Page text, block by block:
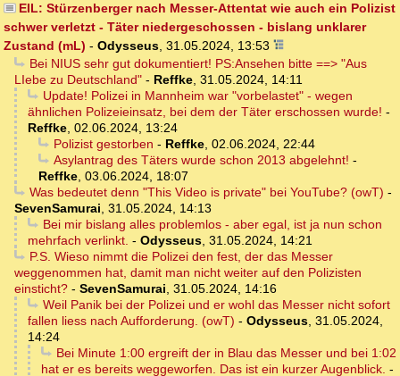
EIL: Stürzenberger nach Messer-Attentat wie auch ein Polizist
schwer verletzt - Täter niedergeschossen - bislang unklarer
Zustand (mL) - Odysseus, 31.05.2024, 13:53
Bei NIUS sehr gut dokumentiert! PS:Ansehen bitte ==> "Aus
LIebe zu Deutschland" - Reffke, 31.05.2024, 14:11
Update! Polizei in Mannheim war "vorbelastet" - wegen
ähnlichen Polizeieinsatz, bei dem der Täter erschossen wurde! -
Reffke, 02.06.2024, 13:24
Polizist gestorben - Reffke, 02.06.2024, 22:44
Asylantrag des Täters wurde schon 2013 abgelehnt! -
Reffke, 03.06.2024, 18:07
Was bedeutet denn "This Video is private" bei YouTube? (owT) -
SevenSamurai, 31.05.2024, 14:13
Bei mir bislang alles problemlos - aber egal, ist ja nun schon
mehrfach verlinkt. - Odysseus, 31.05.2024, 14:21
P.S. Wieso nimmt die Polizei den fest, der das Messer
weggenommen hat, damit man nicht weiter auf den Polizisten
einsticht? - SevenSamurai, 31.05.2024, 14:16
Weil Panik bei der Polizei und er wohl das Messer nicht sofort
fallen liess nach Aufforderung. (owT) - Odysseus, 31.05.2024,
14:24
Bei Minute 1:00 ergreift der in Blau das Messer und bei 1:02
hat er es bereits weggeworfen. Das ist ein kurzer Augenblick. -